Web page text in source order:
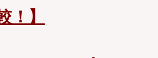
！】